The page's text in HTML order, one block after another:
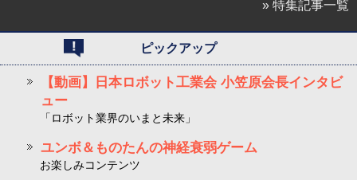
» 特集記事一覧
ピックアップ
【動画】日本ロボット工業会 小笠原会長インタビ
ュー
「ロボット業界のいまと未来」
ユンボ＆ものたんの神経衰弱ゲーム
お楽しみコンテンツ